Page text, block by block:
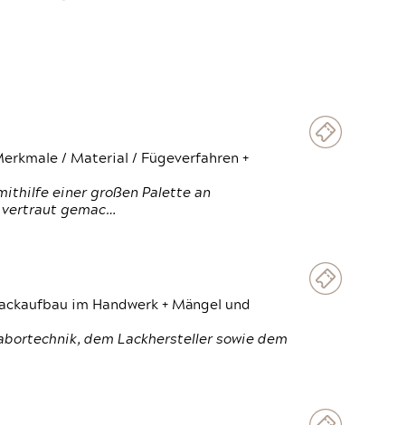
/ Material / Fügeverfahren +
einer großen Palette an
vertraut gemac…
im Handwerk + Mängel und
dem Lackhersteller sowie dem